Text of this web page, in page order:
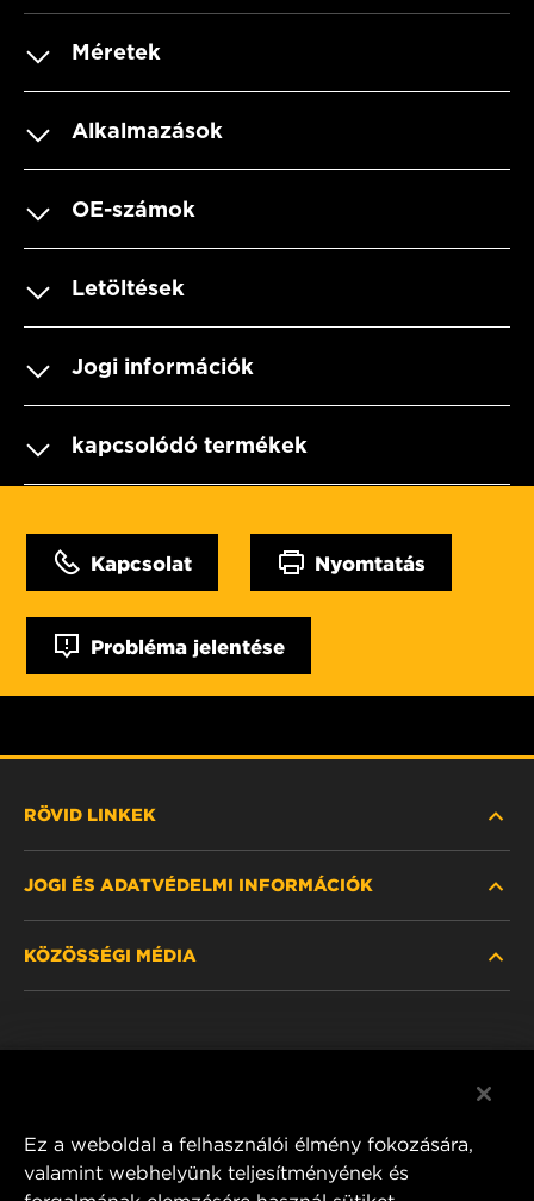
Méretek
Alkalmazások
OE-számok
Letöltések
Jogi információk
kapcsolódó termékek
Kapcsolat Nyomtatás
Probléma jelentése
RÖVID LINKEK
HOL KAPHATÓ
JOGI ÉS ADATVÉDELMI INFORMÁCIÓK
KÖZÖSSÉGI MÉDIA
Ez a weboldal a felhasználói élmény fokozására,
valamint webhelyünk teljesítményének és